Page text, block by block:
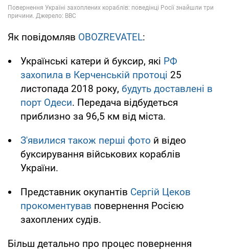
Як повідомляв OBOZREVATEL:
Українські катери й буксир, які РФ
захопила в Керченській протоці 25
листопада 2018 року, будуть доставлені в
порт Одеси. Передача відбудеться
приблизно за 96,5 км від міста.
З'явилися також перші фото й відео
буксирування військових кораблів
України.
Представник окупантів Сергій Цеков
прокоментував повернення Росією
захоплених судів.
Більш детально про процес повернення